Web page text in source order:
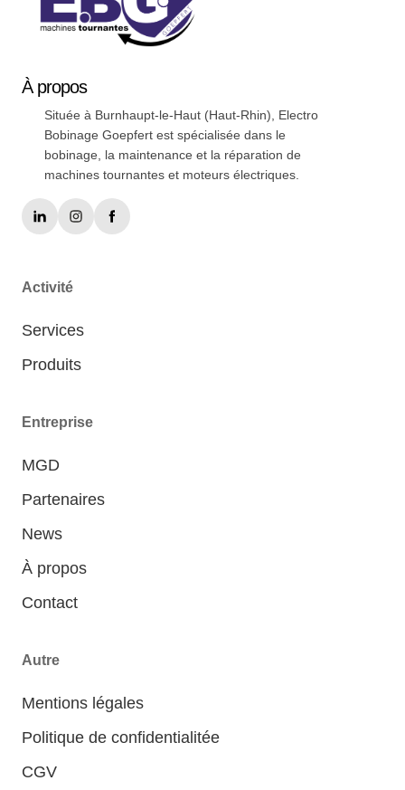
Àpropos
Située à Burnhaupt-le-Haut (Haut-Rhin), Electro
Bobinage Goepfert est spécialisée dans le
bobinage, la maintenance et la réparation de
machines tournantes et moteurs électriques.
Activité
Services
Produits
Entreprise
MGD
Partenaires
News
À propos
Contact
Autre
Mentions légales
Politique de confidentialitée
CGV